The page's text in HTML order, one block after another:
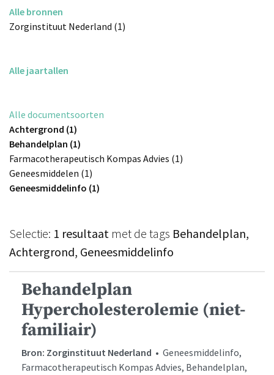
Alle bronnen
Zorginstituut Nederland (1)
Alle jaartallen
Alle documentsoorten
Achtergrond (1)
Behandelplan (1)
Farmacotherapeutisch Kompas Advies (1)
Geneesmiddelen (1)
Geneesmiddelinfo (1)
Selectie: 1 resultaat met de tags Behandelplan,
Achtergrond, Geneesmiddelinfo
Behandelplan
Hypercholesterolemie (niet-
familiair)
Bron: Zorginstituut Nederland • Geneesmiddelinfo,
Farmacotherapeutisch Kompas Advies, Behandelplan,